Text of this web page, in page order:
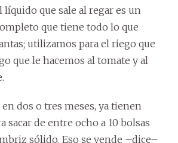
líquido que sale al regar es un
que tiene todo lo que
utilizamos para el riego que
que le hacemos al tomate y al
en dos o tres meses, ya tienen
sacar de entre ocho a 10 bolsas
sólido. Eso se vende –dice–